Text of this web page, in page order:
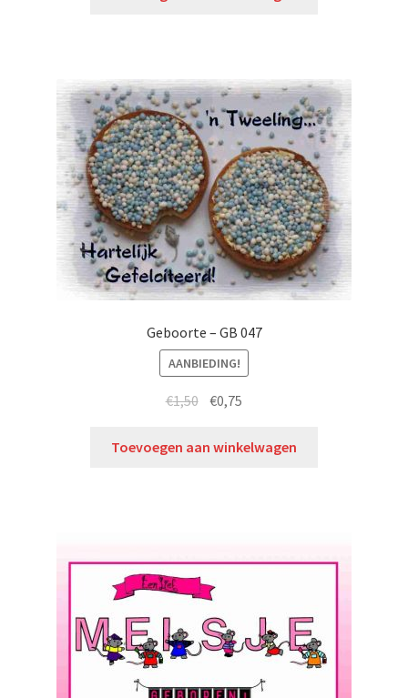
Geboorte – GB 047
AANBIEDING!
€1,50 €0,75
Toevoegen aan winkelwagen